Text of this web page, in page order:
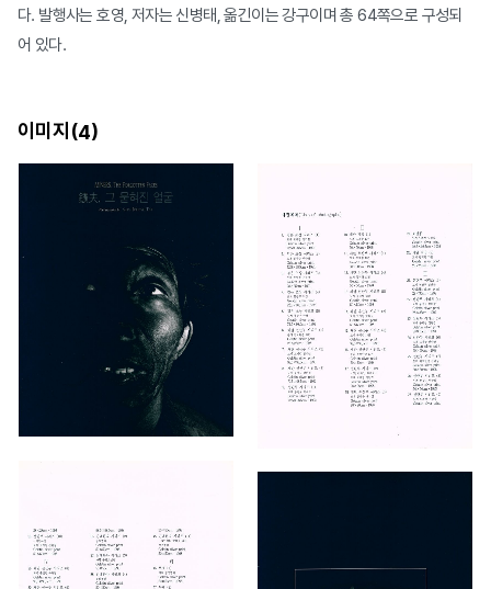
다. 발행사는 호영, 저자는 신병태, 옮긴이는 강구이며 총 64쪽으로 구성되
어 있다.
이미지(4)